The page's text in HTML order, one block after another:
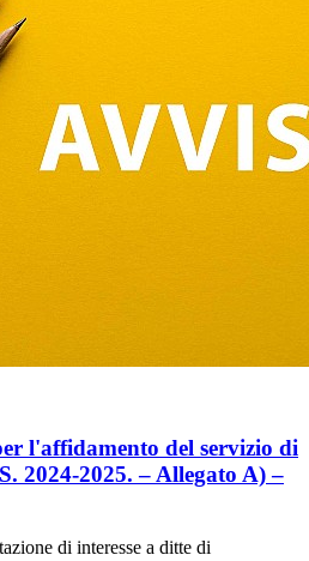
l'affidamento del servizio di
2024-2025. – Allegato A) –
di interesse a ditte di